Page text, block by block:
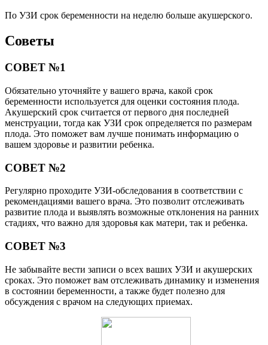
По УЗИ срок беременности на неделю больше акушерского.
Советы
СОВЕТ №1
Обязательно уточняйте у вашего врача, какой срок
беременности используется для оценки состояния плода.
Акушерский срок считается от первого дня последней
менструации, тогда как УЗИ срок определяется по размерам
плода. Это поможет вам лучше понимать информацию о
вашем здоровье и развитии ребенка.
СОВЕТ №2
Регулярно проходите УЗИ-обследования в соответствии с
рекомендациями вашего врача. Это позволит отслеживать
развитие плода и выявлять возможные отклонения на ранних
стадиях, что важно для здоровья как матери, так и ребенка.
СОВЕТ №3
Не забывайте вести записи о всех ваших УЗИ и акушерских
сроках. Это поможет вам отслеживать динамику и изменения
в состоянии беременности, а также будет полезно для
обсуждения с врачом на следующих приемах.